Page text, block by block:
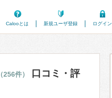
Calooとは
新規ユーザ登録 ログイン
（256件）
口コミ・評